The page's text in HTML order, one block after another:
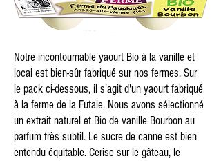
Notre incontournable yaourt Bio à la vanille et
local est bien-sûr fabriqué sur nos fermes. Sur
le pack ci-dessous, il s'agit d'un yaourt fabriqué
à la ferme de la Futaie. Nous avons sélectionné
un extrait naturel et Bio de vanille Bourbon au
parfum très subtil. Le sucre de canne est bien
entendu équitable. Cerise sur le gâteau, le